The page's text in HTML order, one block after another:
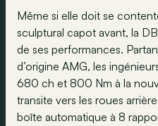
Même si elle doit se
sculptural capot avant, la
de ses performances.
d’origine AMG, les
680 ch et 800 Nm à la
transite vers les roues
boîte automatique à 8